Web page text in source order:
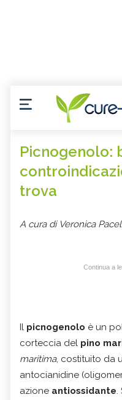
Picnogenolo:
trova
A cura di Veronica
Continua a
Il picnogenolo è un
corteccia del pino
maritima, costituito da
antocianidine
azione antiossidante.